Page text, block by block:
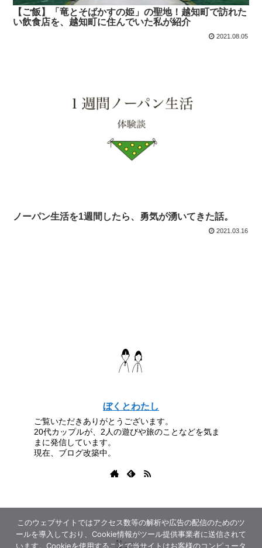
【ご飯】「竜とそばかすの姫」の聖地！越知町で訪れた
い飲食店を、越知町に住んでいた私が紹介
2021.08.05
ノーパン生活を1週間したら、勇気が湧いてきた話。
2021.03.16
ぼくとわたし
ご覧いただきありがとうございます。
20代カップルが、2人の遊びや旅のことなどを気ま
まに発信しています。
現在、ブログ改築中。
このウェブサイトではアクセス数等の解析や広告の配信のためのツ
ールを導入しており、Cookie情報がツール提供事業者に送信されて
います。Cookieを使用することで当サイトはお客様のコンピュータ